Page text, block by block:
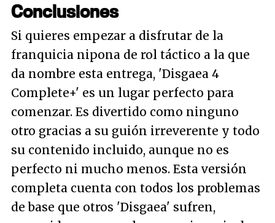
Conclusiones
Si quieres empezar a disfrutar de la
franquicia nipona de rol táctico a la que
da nombre esta entrega, 'Disgaea 4
Complete+' es un lugar perfecto para
comenzar. Es divertido como ninguno
otro gracias a su guión irreverente y todo
su contenido incluido, aunque no es
perfecto ni mucho menos. Esta versión
completa cuenta con todos los problemas
de base que otros 'Disgaea' sufren,